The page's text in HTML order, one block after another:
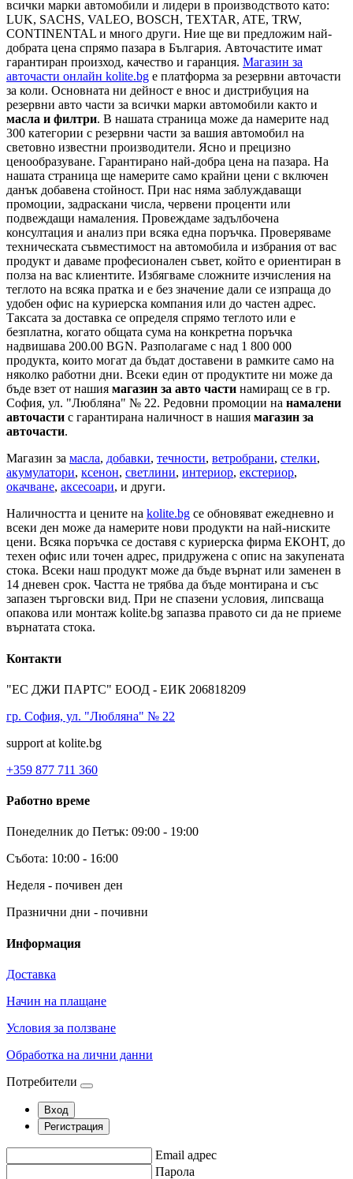
всички марки автомобили и лидери в производството като:
LUK, SACHS, VALEO, BOSCH, TEXTAR, ATE, TRW,
CONTINENTAL и много други. Ние ще ви предложим най-
добрата цена спрямо пазара в България. Авточастите имат
гарантиран произход, качество и гаранция. Магазин за
авточасти онлайн kolite.bg е платформа за резервни авточасти
за коли. Основната ни дейност е внос и дистрибуция на
резервни авто части за всички марки автомобили както и
масла и филтри. В нашата страница може да намерите над
300 категории с резервни части за вашия автомобил на
световно известни производители. Ясно и прецизно
ценообразуване. Гарантирано най-добра цена на пазара. На
нашата страница ще намерите само крайни цени с включен
данък добавена стойност. При нас няма заблуждаващи
промоции, задраскани числа, червени проценти или
подвеждащи намаления. Провеждаме задълбочена
консултация и анализ при всяка една поръчка. Проверяваме
техническата съвместимост на автомобила и избрания от вас
продукт и даваме професионален съвет, който е ориентиран в
полза на вас клиентите. Избягваме сложните изчисления на
теглото на всяка пратка и е без значение дали се изпраща до
удобен офис на куриерска компания или до частен адрес.
Таксата за доставка се определя спрямо теглото или е
безплатна, когато общата сума на конкретна поръчка
надвишава 200.00 BGN. Разполагаме с над 1 800 000
продукта, които могат да бъдат доставени в рамките само на
няколко работни дни. Всеки един от продуктите ни може да
бъде взет от нашия магазин за авто части намиращ се в гр.
София, ул. "Любляна" № 22. Редовни промоции на намалени
авточасти с гарантирана наличност в нашия магазин за
авточасти.
Магазин за масла, добавки, течности, ветробрани, стелки,
акумулатори, ксенон, светлини, интериор, екстериор,
окачване, аксесоари, и други.
Наличността и цените на kolite.bg се обновяват ежедневно и
всеки ден може да намерите нови продукти на най-ниските
цени. Всяка поръчка се доставя с куриерска фирма ЕКОНТ, до
техен офис или точен адрес, придружена с опис на закупената
стока. Всеки наш продукт може да бъде върнат или заменен в
14 дневен срок. Частта не трябва да бъде монтирана и със
запазен търговски вид. При не спазени условия, липсваща
опакова или монтаж kolite.bg запазва правото си да не приеме
върнатата стока.
Контакти
"ЕС ДЖИ ПАРТС" ЕООД - ЕИК 206818209
гр. София, ул. "Любляна" № 22
support at kolite.bg
+359 877 711 360
Работно време
Понеделник до Петък: 09:00 - 19:00
Събота: 10:00 - 16:00
Неделя - почивен ден
Празнични дни - почивни
Информация
Доставка
Начин на плащане
Условия за ползване
Обработка на лични данни
Потребители
Вход
Регистрация
Email адрес
Парола